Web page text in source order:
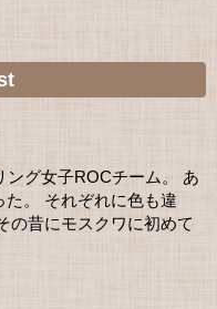
グ女子ROCチーム。 あ
。 それぞれに色も違
の昔にモスクワに初めて